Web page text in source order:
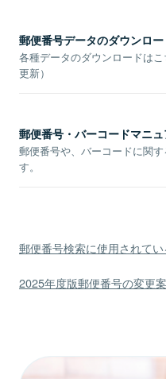
郵便番号データのダウンロー
各種データのダウンロードは
更新）
郵便番号・バーコードマニ
郵便番号や、バーコードに関
す。
郵便番号検索に使用されて
2025年度版郵便番号の変更